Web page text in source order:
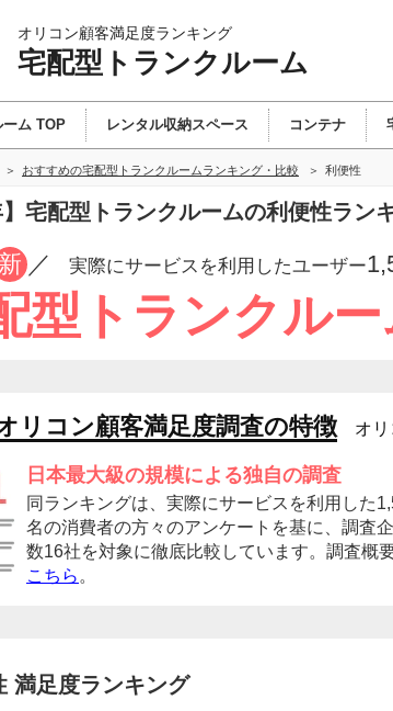
オリコン顧客満足度ランキング
宅配型トランクルーム
ーム TOP レンタル収納スペース コンテナ
おすすめの宅配型トランクルームランキング・比較 利便性
】宅配型トランクルームの利便性ラン
新 ／ 実際にサービスを利用したユーザー
型トランクル
リコン顧客満足度調査の特徴 オ
日本最大級の規模による独自の調査
同ランキングは、実際にサービスを利用した
名の消費者の方々のアンケートを基に、調査
数16社を対象に徹底比較しています。調査概
こちら 。
満足度ランキング